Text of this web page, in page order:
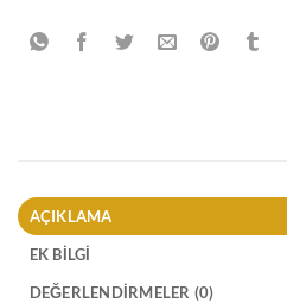
AÇIKLAMA
EK BILGI
DEĞERLENDIRMELER (0)